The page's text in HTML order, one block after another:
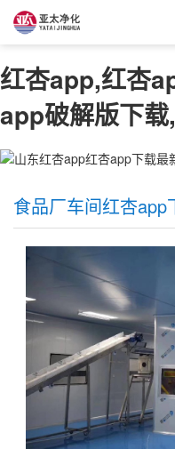
红杏app,红杏
app破解版下
食品厂车间红杏app